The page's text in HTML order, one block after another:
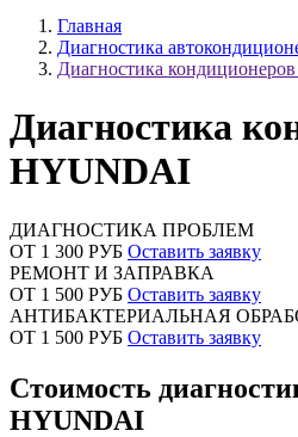
Главная
Диагностика
Диагностика
Диагностика
HYUNDAI
ДИАГНОСТИКА ПРОБЛЕМ
ОТ 1 300 РУБ Оставить заявку
РЕМОНТ И ЗАПРАВКА
ОТ 1 500 РУБ Оставить заявку
АНТИБАКТЕРИАЛЬНАЯ
ОТ 1 500 РУБ Оставить заявку
Стоимость
HYUNDAI